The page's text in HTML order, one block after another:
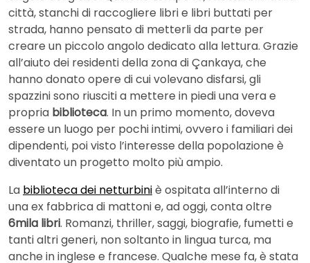
città, stanchi di raccogliere libri e libri buttati per
strada, hanno pensato di metterli da parte per
creare un piccolo angolo dedicato alla lettura. Grazie
all’aiuto dei residenti della zona di Çankaya, che
hanno donato opere di cui volevano disfarsi, gli
spazzini sono riusciti a mettere in piedi una vera e
propria biblioteca. In un primo momento, doveva
essere un luogo per pochi intimi, ovvero i familiari dei
dipendenti, poi visto l’interesse della popolazione è
diventato un progetto molto più ampio.
La biblioteca dei netturbiniè ospitata all’interno di
una ex fabbrica di mattoni e, ad oggi, conta oltre
6mila libri. Romanzi, thriller, saggi, biografie, fumetti e
tanti altri generi, non soltanto in lingua turca, ma
anche in inglese e francese. Qualche mese fa, è stata